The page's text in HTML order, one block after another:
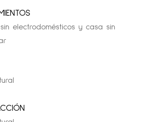
electrodomésticos y casa sin